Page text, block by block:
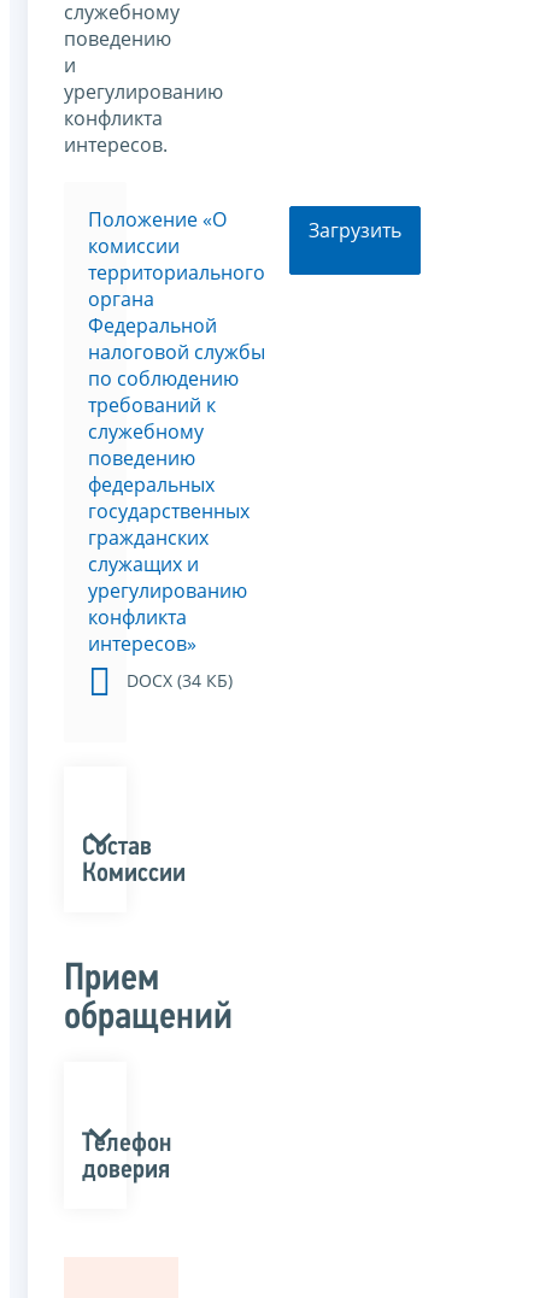
служебному
поведению
и
урегулированию
конфликта
интересов.
Положение «О
комиссии
территориального
органа
Федеральной
налоговой службы
по соблюдению
требований к
служебному
поведению
федеральных
государственных
гражданских
служащих и
урегулированию
конфликта
интересов»
DOCX (34 КБ)
Загрузить
Состав
Комиссии
Прием
обращений
Телефон
доверия